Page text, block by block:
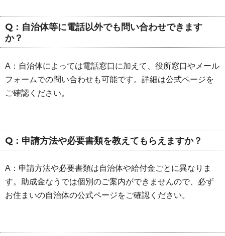
Q：自治体等に電話以外でも問い合わせできます
か？
A：自治体によっては電話窓口に加えて、役所窓口やメール
フォームでの問い合わせも可能です。詳細は公式ページを
ご確認ください。
Q：申請方法や必要書類を教えてもらえますか？
A：申請方法や必要書類は自治体や給付金ごとに異なりま
す。助成金なうでは個別のご案内ができませんので、必ず
お住まいの自治体の公式ページをご確認ください。